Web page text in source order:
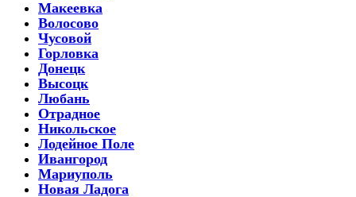
Макеевка
Волосово
Чусовой
Горловка
Донецк
Высоцк
Любань
Отрадное
Никольское
Лодейное Поле
Ивангород
Мариуполь
Новая Ладога